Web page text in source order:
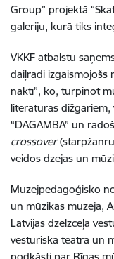
Group” projektā
galeriju, kurā tiks
VKKF atbalstu
daiļradi izgaismojošs
naktī”, ko, turpinot
literatūras dižgariem,
“DAGAMBA” un
crossover
veidos dzejas un
Muzejpedagoģisko
un mūzikas muzeja,
Latvijas dzelzceļa
vēsturiskā teātra un
podkāsti par Rīgas